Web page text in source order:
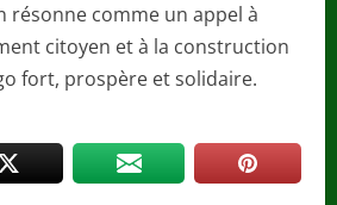
résonne comme un appel à
citoyen et à la construction
fort, prospère et solidaire.